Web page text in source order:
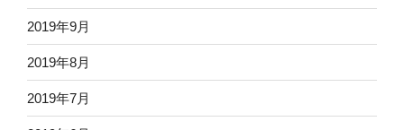
2019年9月
2019年8月
2019年7月